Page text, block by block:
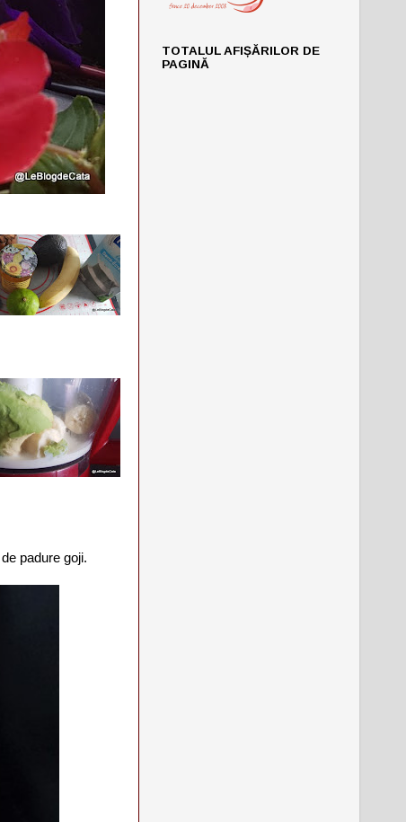
padure goji.
TOTALUL AFIȘĂRILOR DE
PAGINĂ